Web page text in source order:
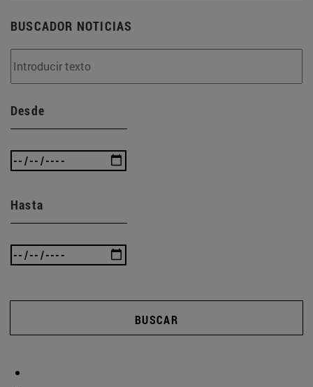
BUSCADOR NOTICIAS
Desde
Hasta
BUSCAR